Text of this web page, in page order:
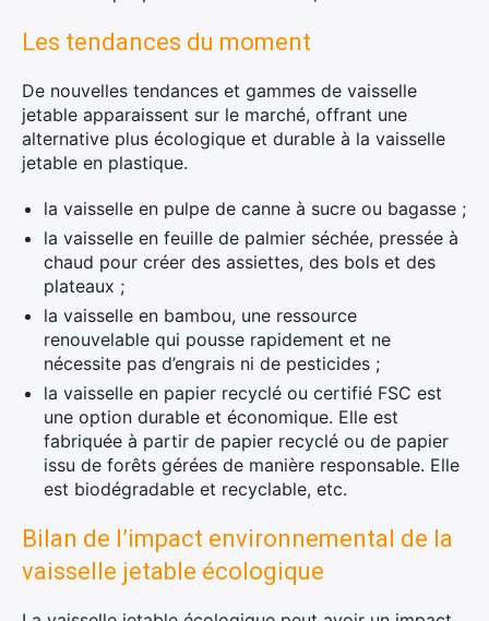
Les tendances du moment
De nouvelles tendances et gammes de vaisselle
jetable apparaissent sur le marché, offrant une
alternative plus écologique et durable à la vaisselle
jetable en plastique.
la vaisselle en pulpe de canne à sucre ou bagasse ;
la vaisselle en feuille de palmier séchée, pressée à
chaud pour créer des assiettes, des bols et des
plateaux ;
la vaisselle en bambou, une ressource
renouvelable qui pousse rapidement et ne
nécessite pas d’engrais ni de pesticides ;
la vaisselle en papier recyclé ou certifié FSC est
une option durable et économique. Elle est
fabriquée à partir de papier recyclé ou de papier
issu de forêts gérées de manière responsable. Elle
est biodégradable et recyclable, etc.
Bilan de l’impact environnemental de la
vaisselle jetable écologique